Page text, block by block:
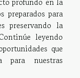
preparados para
preservando la
leyendo
que
nuestras